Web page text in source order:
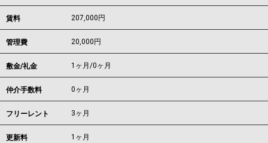
賃料 207,000 円
管理費 20,000円
敷金/礼金 1ヶ月/0ヶ月
仲介手数料 0ヶ月
フリーレント 3ヶ月
更新料 1ヶ月